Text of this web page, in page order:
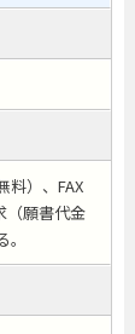
料）、FAX
（願書代金